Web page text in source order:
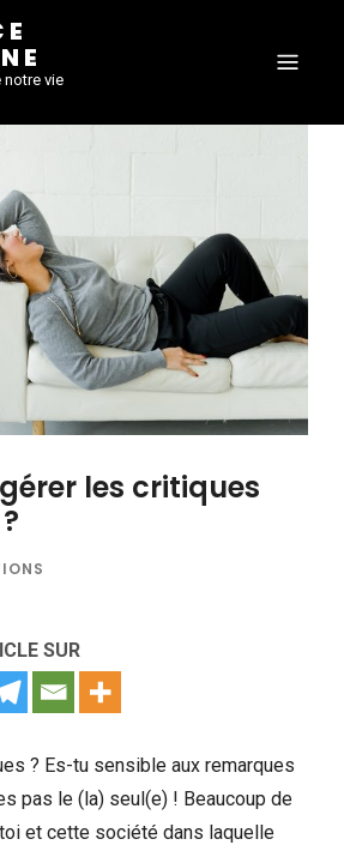
notre vie
les critiques
SUR
? Es-tu sensible aux remarques
pas le (la) seul(e) ! Beaucoup de
et cette société dans laquelle